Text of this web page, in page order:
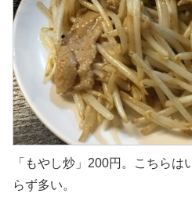
「もやし炒」200円。こちら
らず多い。